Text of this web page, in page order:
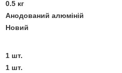
0.5 кг
Анодований алюміній
Новий
1 шт.
1 шт.